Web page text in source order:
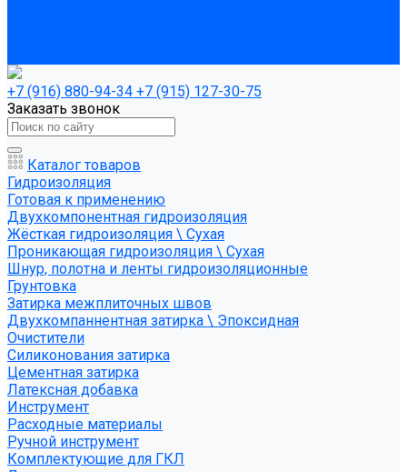
+7 (916) 880-94-34 +7 (915) 127-30-75
Заказать звонок
Каталог товаров
Гидроизоляция
Готовая к применению
Двухкомпонентная гидроизоляция
Жёсткая гидроизоляция \ Сухая
Проникающая гидроизоляция \ Сухая
Шнур, полотна и ленты гидроизоляционные
Грунтовка
Затирка межплиточных швов
Двухкомпаннентная затирка \ Эпоксидная
Очистители
Силиконования затирка
Цементная затирка
Латексная добавка
Инструмент
Расходные материалы
Ручной инструмент
Комплектующие для ГКЛ